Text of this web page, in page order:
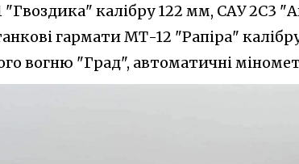
"Гвоздика" калібру 122 мм, САУ 2С3
гармати МТ-12 "Рапіра"
вогню "Град", автоматичні